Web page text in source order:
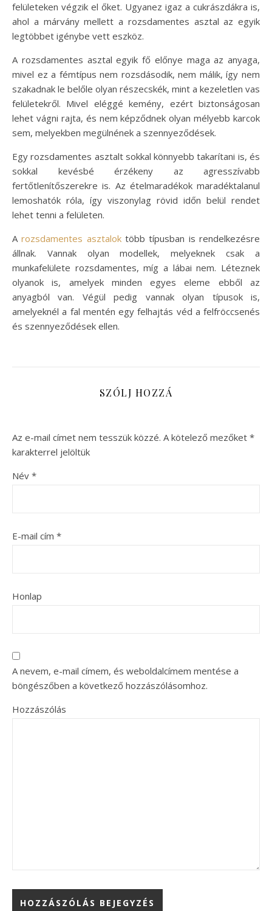
felületeken végzik el őket. Ugyanez igaz a cukrászdákra is,
ahol a márvány mellett a rozsdamentes asztal az egyik
legtöbbet igénybe vett eszköz.
A rozsdamentes asztal egyik fő előnye maga az anyaga,
mivel ez a fémtípus nem rozsdásodik, nem málik, így nem
szakadnak le belőle olyan részecskék, mint a kezeletlen vas
felületekről. Mivel eléggé kemény, ezért biztonságosan
lehet vágni rajta, és nem képződnek olyan mélyebb karcok
sem, melyekben megülnének a szennyeződések.
Egy rozsdamentes asztalt sokkal könnyebb takarítani is, és
sokkal kevésbé érzékeny az agresszívabb
fertőtlenítőszerekre is. Az ételmaradékok maradéktalanul
lemoshatók róla, így viszonylag rövid időn belül rendet
lehet tenni a felületen.
Arozsdamentes asztaloktöbb típusban is rendelkezésre
állnak. Vannak olyan modellek, melyeknek csak a
munkafelülete rozsdamentes, míg a lábai nem. Léteznek
olyanok is, amelyek minden egyes eleme ebből az
anyagból van. Végül pedig vannak olyan típusok is,
amelyeknél a fal mentén egy felhajtás véd a felfröccsenés
és szennyeződések ellen.
SZÓLJ HOZZÁ
Az e-mail címet nem tesszük közzé. A kötelező mezőket *
karakterrel jelöltük
Név *
E-mail cím *
Honlap
A nevem, e-mail címem, és weboldalcímem mentése a
böngészőben a következő hozzászólásomhoz.
Hozzászólás